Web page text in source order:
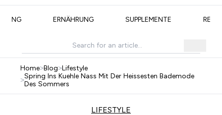
ERNÄHRUNG SUPPLEMENTE
Home>Blog>Lifestyle
>Spring Ins Kuehle Nass Mit Der Heissesten Bademode
Des Sommers
LIFESTYLE